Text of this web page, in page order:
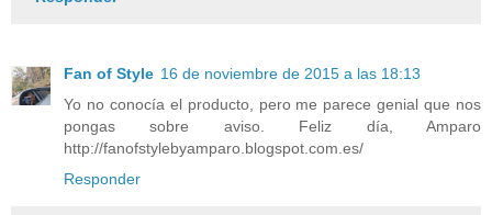
Fan of Style 16 de noviembre de 2015 a las 18:13
Yo no conocía el producto, pero me parece genial que nos
pongas sobre aviso. Feliz día, Amparo
http://fanofstylebyamparo.blogspot.com.es/
Responder